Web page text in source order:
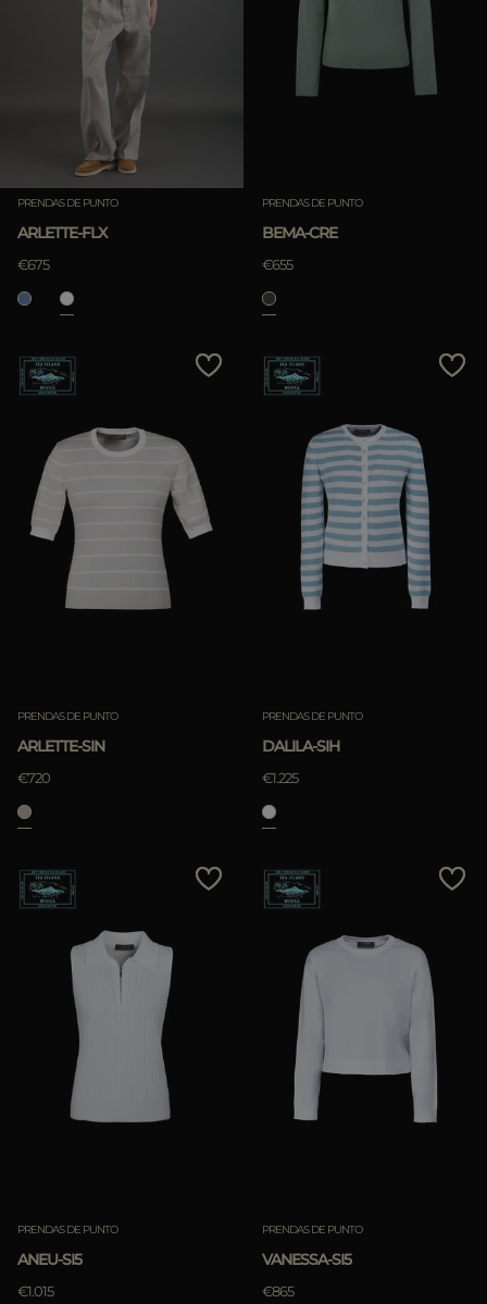
PRENDAS DE PUNTO
ARLETTE-FLX
€675
PRENDAS DE PUNTO
BEMA-CRE
€655
PRENDAS DE PUNTO
ARLETTE-SIN
€720
PRENDAS DE PUNTO
DALILA-SIH
€1.225
PRENDAS DE PUNTO
ANEU-SI5
€1.015
PRENDAS DE PUNTO
VANESSA-SI5
€865